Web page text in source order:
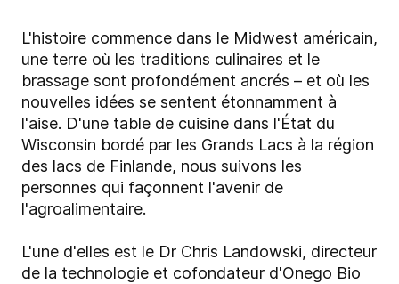
L'histoire commence dans le Midwest américain,
une terre où les traditions culinaires et le
brassage sont profondément ancrés – et où les
nouvelles idées se sentent étonnamment à
l'aise. D'une table de cuisine dans l'État du
Wisconsin bordé par les Grands Lacs à la région
des lacs de Finlande, nous suivons les
personnes qui façonnent l'avenir de
l'agroalimentaire.
L'une d'elles est le Dr Chris Landowski, directeur
de la technologie et cofondateur d'Onego Bio